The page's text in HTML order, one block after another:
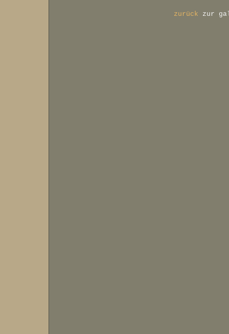
zurück zur